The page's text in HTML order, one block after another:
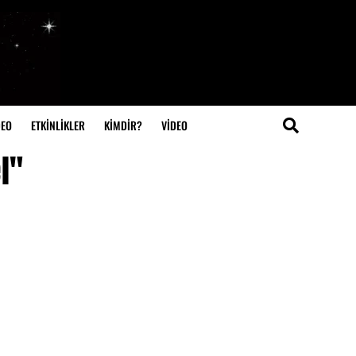
ETKİNLİKLER KİMDİR? VIDEO